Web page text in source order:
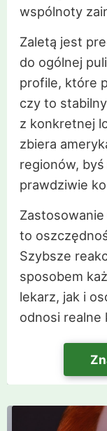
wspólnoty
Zaletą jest
do ogólnej
profile, które
czy to
z konkretnej
zbiera
regionów, byś
prawdziwie
to
Szybsze
sposobem
lekarz, jak i
odnosi